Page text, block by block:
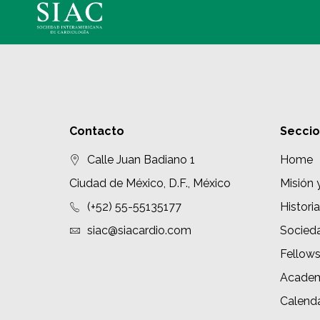
Contacto
Calle Juan Badiano 1
Ciudad de México, D.F., México
(+52) 55-55135177
siac@siacardio.com
Home
Misión
Historia
Fellows